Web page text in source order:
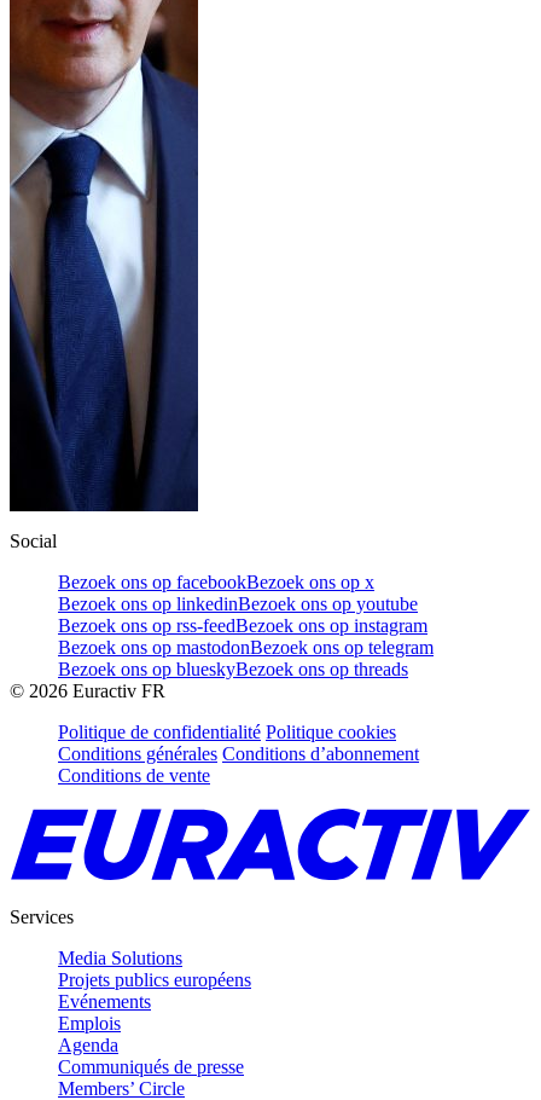
Social
Bezoek ons op facebookBezoek ons op x
Bezoek ons op linkedinBezoek ons op youtube
Bezoek ons op rss-feedBezoek ons op instagram
Bezoek ons op mastodonBezoek ons op telegram
Bezoek ons op blueskyBezoek ons op threads
© 2026 Euractiv FR
Politique de confidentialité Politique cookies
Conditions générales Conditions d’abonnement
Conditions de vente
Services
Media Solutions
Projets publics européens
Evénements
Emplois
Agenda
Communiqués de presse
Members’ Circle